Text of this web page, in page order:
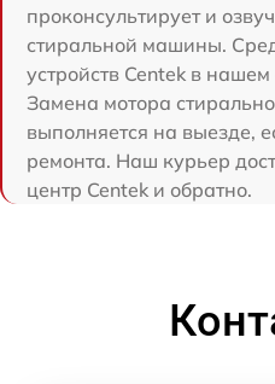
проконсультирует и
стиральной машины.
устройств Centek в
Замена мотора
выполняется на выезде,
ремонта. Наш курьер
центр Centek и обратно.